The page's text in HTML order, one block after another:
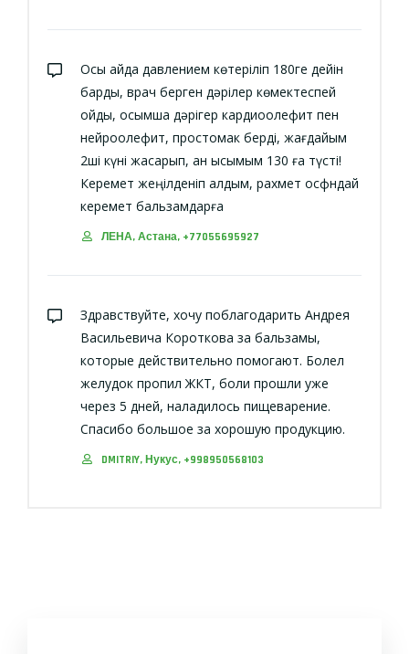
Осы айда давлением көтеріліп 180ге дейін
барды, врач берген дәрілер көмектеспей
қойды, қосымша дәрігер кардиоолефит пен
нейроолефит, простомак берді, жағдайым
2ші күні жақсарып, қан қысымым 130 ға түсті!
Керемет жеңілденіп қалдым, рахмет осфндай
керемет бальзамдарға
ЛЕНА, Астана, +77055695927
Здравствуйте, хочу поблагодарить Андрея
Васильевича Короткова за бальзамы,
которые действительно помогают. Болел
желудок пропил ЖКТ, боли прошли уже
через 5 дней, наладилось пищеварение.
Спасибо большое за хорошую продукцию.
DMITRIY, Нукус, +998950568103